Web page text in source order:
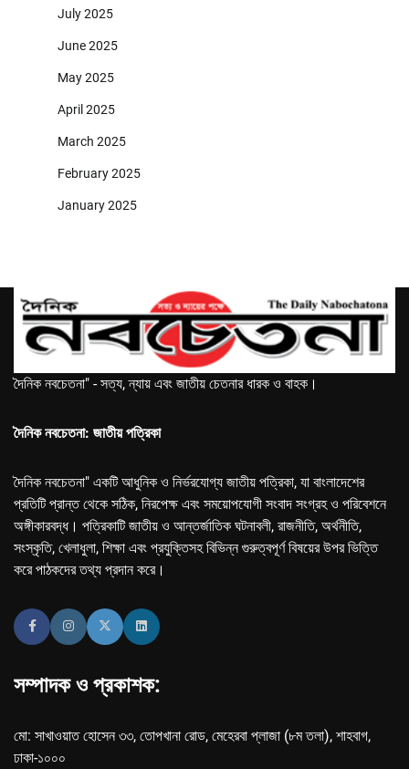
July 2025
June 2025
May 2025
April 2025
March 2025
February 2025
January 2025
দৈনিক নবচেতনা" - সত্য, ন্যায় এবং জাতীয় চেতনার ধারক ও বাহক।
দৈনিক নবচেতনা: জাতীয় পত্রিকা
দৈনিক নবচেতনা" একটি আধুনিক ও নির্ভরযোগ্য জাতীয় পত্রিকা, যা বাংলাদেশের
প্রতিটি প্রান্ত থেকে সঠিক, নিরপেক্ষ এবং সময়োপযোগী সংবাদ সংগ্রহ ও পরিবেশনে
অঙ্গীকারবদ্ধ। পত্রিকাটি জাতীয় ও আন্তর্জাতিক ঘটনাবলী, রাজনীতি, অর্থনীতি,
সংস্কৃতি, খেলাধুলা, শিক্ষা এবং প্রযুক্তিসহ বিভিন্ন গুরুত্বপূর্ণ বিষয়ের উপর ভিত্তি
করে পাঠকদের তথ্য প্রদান করে।
সম্পাদক ও প্রকাশক:
মো: সাখাওয়াত হোসেন ৩৩, তোপখানা রোড, মেহেরবা প্লাজা (৮ম তলা), শাহবাগ,
ঢাকা-১০০০